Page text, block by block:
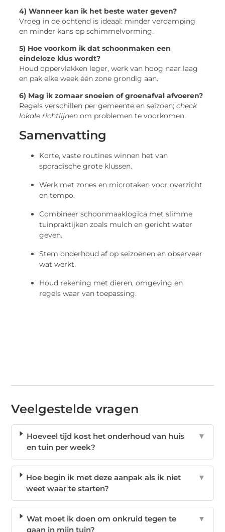
4) Wanneer kan ik het beste water geven?
Vroeg in de ochtend is ideaal: minder verdamping
en minder kans op schimmelvorming.
5) Hoe voorkom ik dat schoonmaken een
eindeloze klus wordt?
Houd oppervlakken leger, werk van hoog naar laag
en pak elke week één zone grondig aan.
6) Mag ik zomaar snoeien of groenafval afvoeren?
Regels verschillen per gemeente en seizoen;check
lokale richtlijnen om problemen te voorkomen.
Samenvatting
Korte, vaste routines winnen het van
sporadische grote klussen.
Werk met zones en microtaken voor overzicht
en tempo.
Combineer schoonmaaklogica met slimme
tuinpraktijken zoals mulch en gericht water
geven.
Stem onderhoud af op seizoenen en observeer
wat werkt.
Houd rekening met dieren, omgeving en
regels waar van toepassing.
Veelgestelde vragen
Hoeveel tijd kost het onderhoud van huis
en tuin per week?
▼
Hoe begin ik met deze aanpak als ik niet
weet waar te starten?
▼
Wat moet ik doen om onkruid tegen te
gaan in mijn tuin?
▼